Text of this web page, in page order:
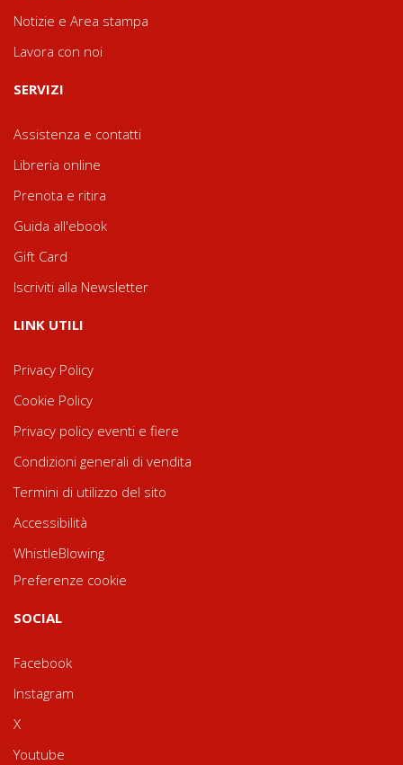
Notizie e Area stampa
Lavora con noi
SERVIZI
Assistenza e contatti
Libreria online
Prenota e ritira
Guida all'ebook
Gift Card
Iscriviti alla Newsletter
LINK UTILI
Privacy Policy
Cookie Policy
Privacy policy eventi e fiere
Condizioni generali di vendita
Termini di utilizzo del sito
Accessibilità
WhistleBlowing
Preferenze cookie
SOCIAL
Facebook
Instagram
X
Youtube